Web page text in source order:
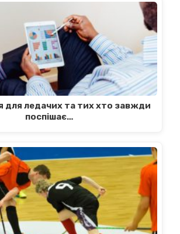
для ледачих та тих хто завжди
поспішає…